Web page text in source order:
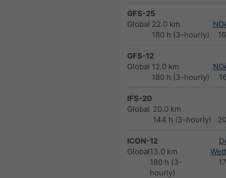
GFS-25
Global 22.0 km
180 h (3-hourly)
GFS-12
Global 12.0 km
180 h (3-hourly)
IFS-20
Global 20.0 km
144 h (3-hourly)
ICON-12
Global13.0 km
180 h (3-
hourly)